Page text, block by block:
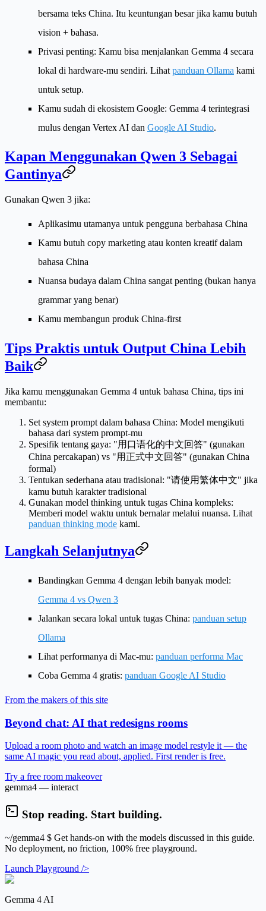
bersama teks China. Itu keuntungan besar jika kamu butuh
vision + bahasa.
Privasi penting: Kamu bisa menjalankan Gemma 4 secara
lokal di hardware-mu sendiri. Lihat panduan Ollama kami
untuk setup.
Kamu sudah di ekosistem Google: Gemma 4 terintegrasi
mulus dengan Vertex AI dan Google AI Studio.
Kapan Menggunakan Qwen 3 Sebagai
Gantinya
Gunakan Qwen 3 jika:
Aplikasimu utamanya untuk pengguna berbahasa China
Kamu butuh copy marketing atau konten kreatif dalam
bahasa China
Nuansa budaya dalam China sangat penting (bukan hanya
grammar yang benar)
Kamu membangun produk China-first
Tips Praktis untuk Output China Lebih
Baik
Jika kamu menggunakan Gemma 4 untuk bahasa China, tips ini
membantu:
Set system prompt dalam bahasa China: Model mengikuti
bahasa dari system prompt-mu
Spesifik tentang gaya: "用口语化的中文回答" (gunakan
China percakapan) vs "用正式中文回答" (gunakan China
formal)
Tentukan sederhana atau tradisional: "请使用繁体中文" jika
kamu butuh karakter tradisional
Gunakan model thinking untuk tugas China kompleks:
Memberi model waktu untuk bernalar melalui nuansa. Lihat
panduan thinking mode kami.
Langkah Selanjutnya
Bandingkan Gemma 4 dengan lebih banyak model:
Gemma 4 vs Qwen 3
Jalankan secara lokal untuk tugas China: panduan setup
Ollama
Lihat performanya di Mac-mu: panduan performa Mac
Coba Gemma 4 gratis: panduan Google AI Studio
From the makers of this site
Beyond chat: AI that redesigns rooms
Upload a room photo and watch an image model restyle it — the
same AI magic you read about, applied. First render is free.
Try a free room makeover
gemma4 — interact
Stop reading. Start building.
~/gemma4 $ Get hands-on with the models discussed in this guide.
No deployment, no friction, 100% free playground.
Launch Playground />
Gemma 4 AI